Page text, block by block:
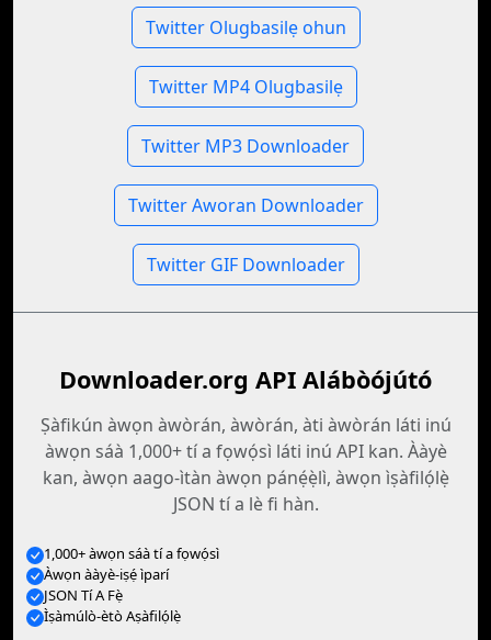
Twitter Olugbasilẹ ohun
Twitter MP4 Olugbasilẹ
Twitter MP3 Downloader
Twitter Aworan Downloader
Twitter GIF Downloader
Downloader.org API Alábòójútó
Ṣàfikún àwọn àwòrán, àwòrán, àti àwòrán láti inú
àwọn sáà 1,000+ tí a fọwọ́sì láti inú API kan. Ààyè
kan, àwọn aago-ìtàn àwọn pánẹ́ẹ̀lì, àwọn ìṣàfilọ́lẹ̀
JSON tí a lè fi hàn.
1,000+ àwọn sáà tí a fọwọ́sì
Àwọn ààyè-iṣẹ́ ìparí
JSON Tí A Fẹ̀
Ìṣàmúlò-ètò Aṣàfilọ́lẹ̀